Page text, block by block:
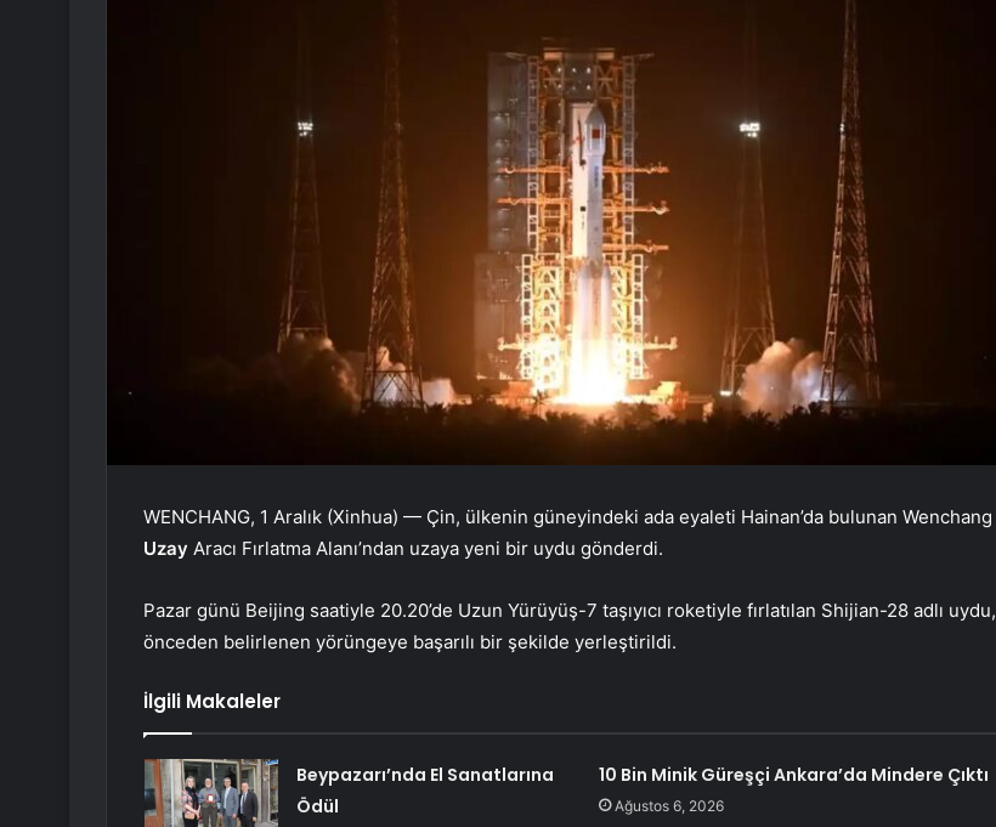
WENCHANG, 1 Aralık (Xinhua) — Çin, ülkenin güneyindeki ada eyaleti Hainan’da bulunan Wenchang
Uzay Aracı Fırlatma Alanı’ndan uzaya yeni bir uydu gönderdi.
Pazar günü Beijing saatiyle 20.20’de Uzun Yürüyüş-7 taşıyıcı roketiyle fırlatılan Shijian-28 adlı uydu,
önceden belirlenen yörüngeye başarılı bir şekilde yerleştirildi.
İlgili Makaleler
Beypazarı’nda El Sanatlarına
Ödül
10 Bin Minik Güreşçi Ankara’da Mindere Çıktı
Ağustos 6, 2026